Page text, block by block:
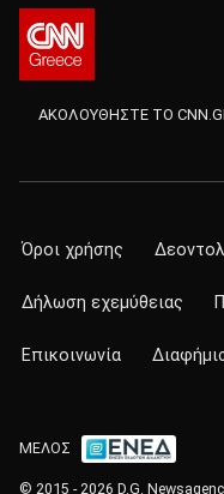
ΑΚΟΛΟΥΘΗΣΤΕ ΤΟ
Όροι χρήσης
Δήλωση εχεμύθειας
Επικοινωνία
ΜΕΛΟΣ
© 2015 - 2026 D.G.